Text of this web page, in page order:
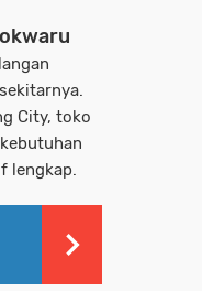
City, toko
lengkap.